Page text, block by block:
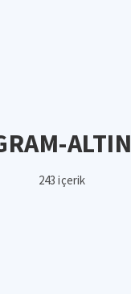
ALTIN
243 içerik